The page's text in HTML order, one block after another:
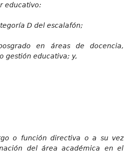
educativo:
D del escalafón;
en áreas de docencia,
gestión educativa; y,
o función directiva o a su vez
del área académica en el